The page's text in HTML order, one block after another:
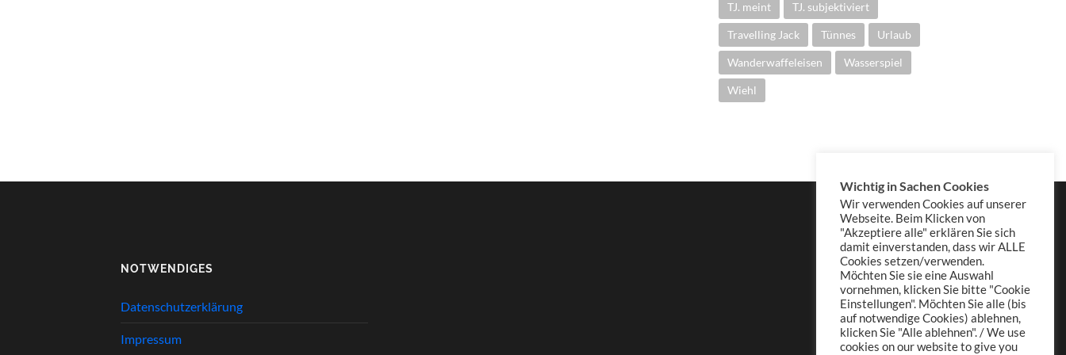
TJ. meint TJ. subjektiviert
Travelling Jack Tünnes Urlaub
Wanderwaffeleisen Wasserspiel
Wiehl
NOTWENDIGES
Datenschutzerklärung
Impressum
Wichtig in Sachen Cookies
Wir verwenden Cookies auf unserer
Webseite. Beim Klicken von
"Akzeptiere alle" erklären Sie sich
damit einverstanden, dass wir ALLE
Cookies setzen/verwenden.
Möchten Sie sie eine Auswahl
vornehmen, klicken Sie bitte "Cookie
Einstellungen". Möchten Sie alle (bis
auf notwendige Cookies) ablehnen,
klicken Sie "Alle ablehnen". / We use
cookies on our website to give you